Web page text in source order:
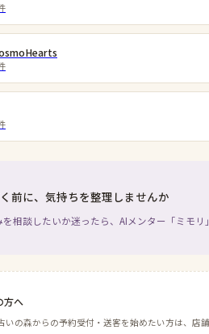
前に、気持ちを整理しませんか
を相談したいか迷ったら、AIメンター「ミモリ
方へ
いの森からの予約受付・送客を始めたい方は、店